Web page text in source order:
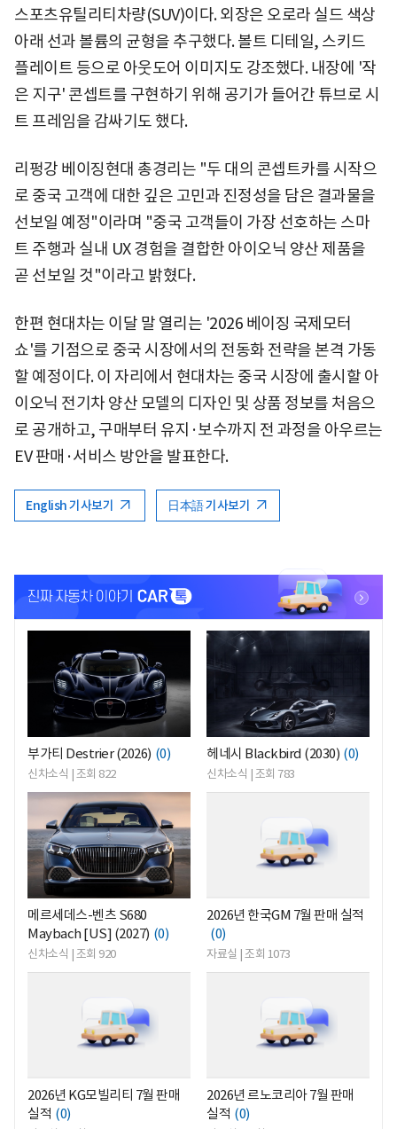
스포츠유틸리티차량(SUV)이다. 외장은 오로라 실드 색상
아래 선과 볼륨의 균형을 추구했다. 볼트 디테일, 스키드
플레이트 등으로 아웃도어 이미지도 강조했다. 내장에 '작
은 지구' 콘셉트를 구현하기 위해 공기가 들어간 튜브로 시
트 프레임을 감싸기도 했다.
리펑강 베이징현대 총경리는 "두 대의 콘셉트카를 시작으
로 중국 고객에 대한 깊은 고민과 진정성을 담은 결과물을
선보일 예정"이라며 "중국 고객들이 가장 선호하는 스마
트 주행과 실내 UX 경험을 결합한 아이오닉 양산 제품을
곧 선보일 것"이라고 밝혔다.
한편 현대차는 이달 말 열리는 '2026 베이징 국제모터
쇼'를 기점으로 중국 시장에서의 전동화 전략을 본격 가동
할 예정이다. 이 자리에서 현대차는 중국 시장에 출시할 아
이오닉 전기차 양산 모델의 디자인 및 상품 정보를 처음으
로 공개하고, 구매부터 유지·보수까지 전 과정을 아우르는
EV 판매·서비스 방안을 발표한다.
English 기사보기 日本語 기사보기
부가티 Destrier (2026) (0)
신차소식 | 조회 822
<
헤네시 Blackbird (2030) (0)
신차소식 | 조회 783
<
메르세데스-벤츠 S680
Maybach [US] (2027) (0)
신차소식 | 조회 920
2026년 한국GM 7월 판매 실적
(0)
자료실 | 조회 1073
2026년 KG모빌리티 7월 판매
실적 (0)
2026년 르노코리아 7월 판매
실적 (0)